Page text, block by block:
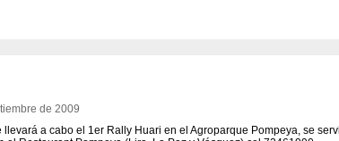
de 2009
a cabo el 1er Rally Huari en el Agroparque Pompeya, se